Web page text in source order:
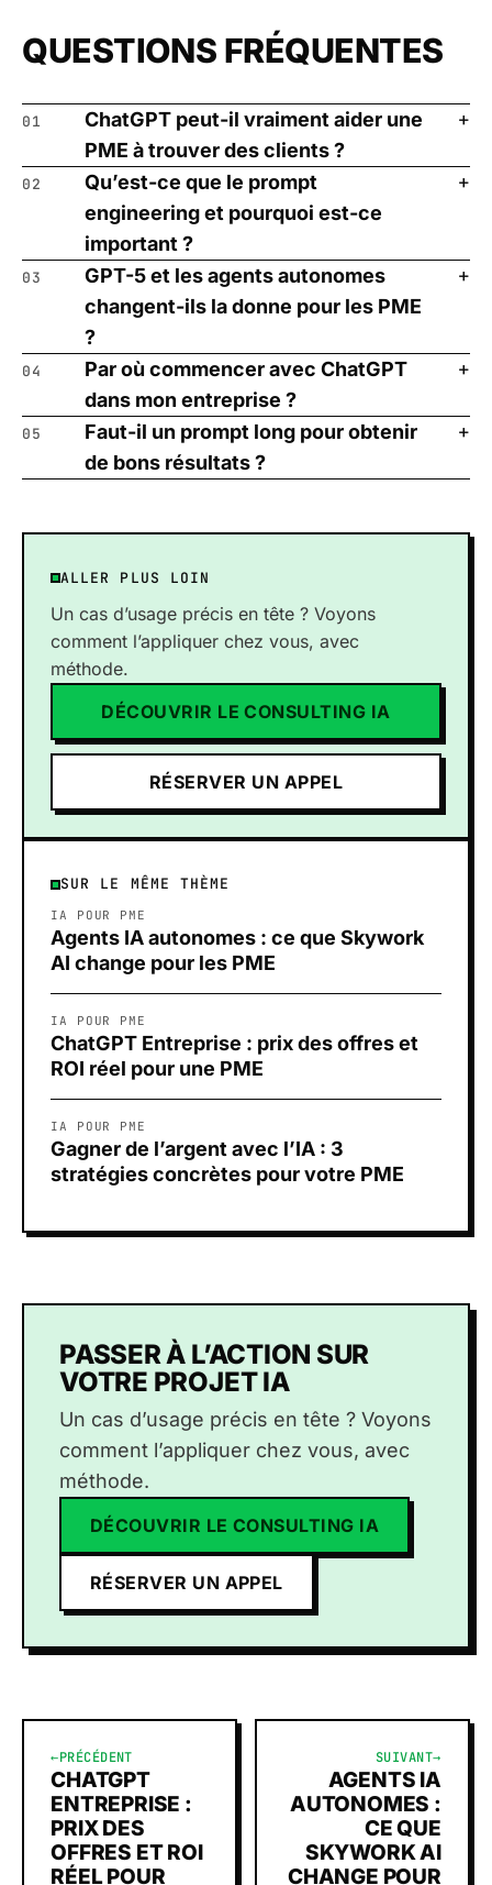
QUESTIONS FRÉQUENTES
01
ChatGPT peut-il vraiment aider une
PME à trouver des clients ?
02
Qu’est-ce que le prompt
engineering et pourquoi est-ce
important ?
03
GPT-5 et les agents autonomes
changent-ils la donne pour les PME
?
04
Par où commencer avec ChatGPT
dans mon entreprise ?
05
Faut-il un prompt long pour obtenir
de bons résultats ?
ALLER PLUS LOIN
Un cas d’usage précis en tête ? Voyons
comment l’appliquer chez vous, avec
méthode.
DÉCOUVRIR LE CONSULTING IA
RÉSERVER UN APPEL
SUR LE MÊME THÈME
IA POUR PME
Agents IA autonomes : ce que Skywork
AI change pour les PME
IA POUR PME
ChatGPT Entreprise : prix des offres et
ROI réel pour une PME
IA POUR PME
Gagner de l’argent avec l’IA : 3
stratégies concrètes pour votre PME
PASSER À L’ACTION SUR
VOTRE PROJET IA
Un cas d’usage précis en tête ? Voyons
comment l’appliquer chez vous, avec
méthode.
DÉCOUVRIR LE CONSULTING IA
RÉSERVER UN APPEL
←PRÉCÉDENT
CHATGPT
ENTREPRISE :
PRIX DES
OFFRES ET ROI
RÉEL POUR
SUIVANT→
AGENTS IA
AUTONOMES :
CE QUE
SKYWORK AI
CHANGE POUR